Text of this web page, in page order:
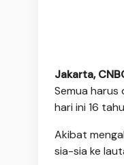
Jakarta,
Semua
hari ini 16
Akibat
sia-sia ke